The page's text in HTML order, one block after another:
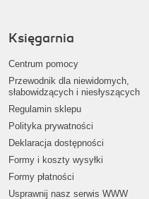
Księgarnia
Centrum pomocy
Przewodnik dla niewidomych,
słabowidzących i niesłyszących
Regulamin sklepu
Polityka prywatności
Deklaracja dostępności
Formy i koszty wysyłki
Formy płatności
Usprawnij nasz serwis WWW